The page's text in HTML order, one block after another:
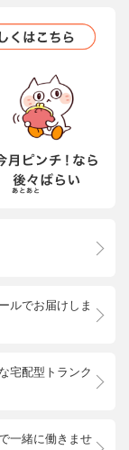
ルでお届けしま
宅配型トランク
一緒に働きませ